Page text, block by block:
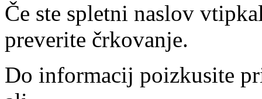
Če ste spletni naslov
preverite črkovanje.
Do informacij poizkusite